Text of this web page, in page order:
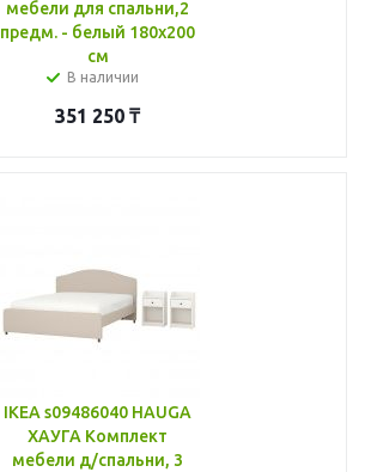
мебели для спальни,2
предм. - белый 180x200
см
В наличии
351 250 ₸
IKEA s09486040 HAUGA
ХАУГА Комплект
мебели д/спальни, 3